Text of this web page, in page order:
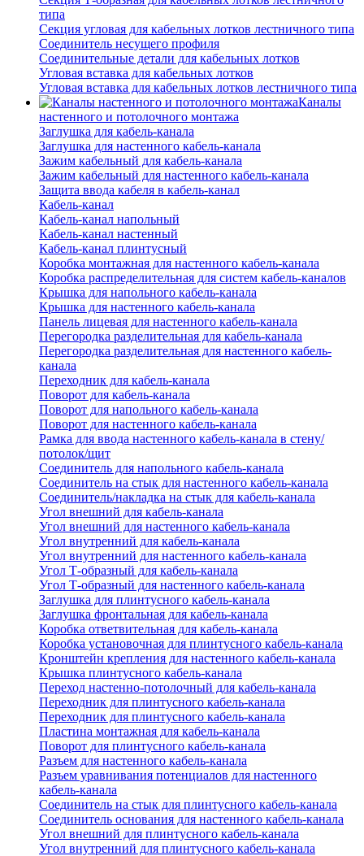
типа
Секция угловая для кабельных лотков лестничного типа
Соединитель несущего профиля
Соединительные детали для кабельных лотков
Угловая вставка для кабельных лотков
Угловая вставка для кабельных лотков лестничного типа
Каналы
настенного и потолочного монтажа
Заглушка для кабель-канала
Заглушка для настенного кабель-канала
Зажим кабельный для кабель-канала
Зажим кабельный для настенного кабель-канала
Защита ввода кабеля в кабель-канал
Кабель-канал
Кабель-канал напольный
Кабель-канал настенный
Кабель-канал плинтусный
Коробка монтажная для настенного кабель-канала
Коробка распределительная для систем кабель-каналов
Крышка для напольного кабель-канала
Крышка для настенного кабель-канала
Панель лицевая для настенного кабель-канала
Перегородка разделительная для кабель-канала
Перегородка разделительная для настенного кабель-
канала
Переходник для кабель-канала
Поворот для кабель-канала
Поворот для напольного кабель-канала
Поворот для настенного кабель-канала
Рамка для ввода настенного кабель-канала в стену/
потолок/щит
Соединитель для напольного кабель-канала
Соединитель на стык для настенного кабель-канала
Соединитель/накладка на стык для кабель-канала
Угол внешний для кабель-канала
Угол внешний для настенного кабель-канала
Угол внутренний для кабель-канала
Угол внутренний для настенного кабель-канала
Угол Т-образный для кабель-канала
Угол Т-образный для настенного кабель-канала
Заглушка для плинтусного кабель-канала
Заглушка фронтальная для кабель-канала
Коробка ответвительная для кабель-канала
Коробка установочная для плинтусного кабель-канала
Кронштейн крепления для настенного кабель-канала
Крышка плинтусного кабель-канала
Переход настенно-потолочный для кабель-канала
Переходник для плинтусного кабель-канала
Переходник для плинтусного кабель-канала
Пластина монтажная для кабель-канала
Поворот для плинтусного кабель-канала
Разъем для настенного кабель-канала
Разъем уравнивания потенциалов для настенного
кабель-канала
Соединитель на стык для плинтусного кабель-канала
Соединитель основания для настенного кабель-канала
Угол внешний для плинтусного кабель-канала
Угол внутренний для плинтусного кабель-канала